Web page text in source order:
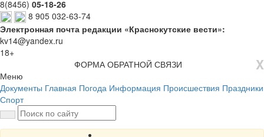
8(8456) 05-18-26
8 905 032-63-74
Электронная почта редакции «Краснокутские вести»:
kv14@yandex.ru
18+
X
ФОРМА ОБРАТНОЙ СВЯЗИ
Меню
Документы Главная Погода Информация Происшествия Праздники
Спорт